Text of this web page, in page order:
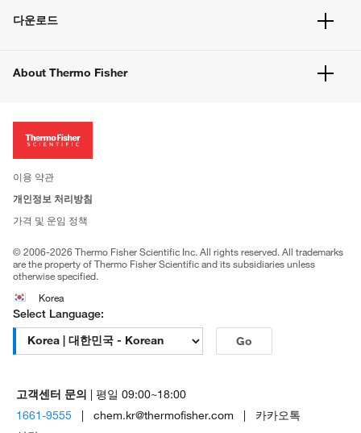
벌크 주문
고객 센터
웹사이트 개선사항
다운로드
About Thermo Fisher
투자자
사회적 책임
브랜드
이용 약관
개인정보 처리방침
가격 및 운임 정책
© 2006-2026 Thermo Fisher Scientific Inc. All rights reserved. All trademarks
are the property of Thermo Fisher Scientific and its subsidiaries unless
otherwise specified.
Korea
Select Language:
Go
고객센터 문의 | 평일 09:00~18:00
1661-9555 | chem.kr@thermofisher.com | 카카오톡